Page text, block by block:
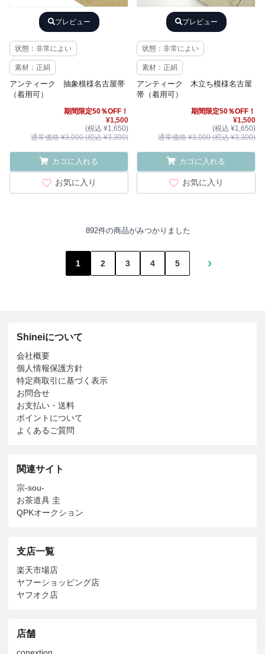
プレビュー
状態：非常によい
素材：正絹
アンティーク 抽象模様名古屋帯
（着用可）
期間限定50％OFF！
¥1,500
(税込 ¥1,650)
通常価格 ¥3,000 (税込 ¥3,300)
カゴに入れる
お気に入り
プレビュー
状態：非常によい
素材：正絹
アンティーク 木立ち模様名古屋
帯（着用可）
期間限定50％OFF！
¥1,500
(税込 ¥1,650)
通常価格 ¥3,000 (税込 ¥3,300)
カゴに入れる
お気に入り
892件の商品がみつかりました
1 2 3 4 5 ›
Shineiについて
会社概要
個人情報保護方針
特定商取引に基づく表示
お問合せ
お支払い・送料
ポイントについて
よくあるご質問
関連サイト
宗-sou-
お茶道具 圭
QPKオークション
支店一覧
楽天市場店
ヤフーショッピング店
ヤフオク店
店舗
conextion